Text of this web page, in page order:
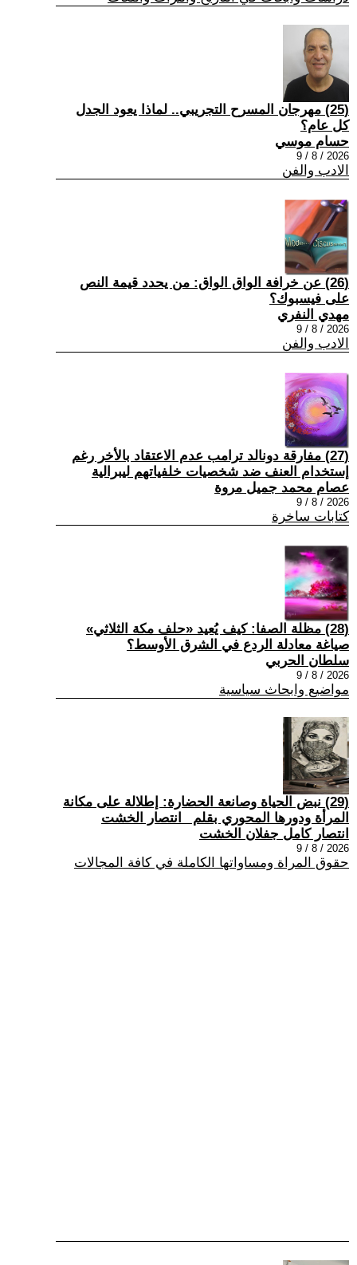
(25) مهرجان المسرح التجريبي.. لماذا يعود الجدل
كل عام؟
حسام موسي
2026 / 8 / 9
الادب والفن
(26) عن خرافة الواق الواق: من يحدد قيمة النص
على فيسبوك؟
مهدي النفري
2026 / 8 / 9
الادب والفن
(27) مفارقة دونالد ترامب عدم الاعتقاد بالأخر رغم
إستخدام العنف ضد شخصيات خلفياتهم ليبرالية
عصام محمد جميل مروة
2026 / 8 / 9
كتابات ساخرة
(28) مظلة الصفا: كيف يُعيد «حلف مكة الثلاثي»
صياغة معادلة الردع في الشرق الأوسط؟
سلطان الحربي
2026 / 8 / 9
مواضيع وابحاث سياسية
(29) نبض الحياة وصانعة الحضارة: إطلالة على مكانة
المرأة ودورها المحوري بقلم _انتصار الخشت
انتصار كامل جفلان الخشت
2026 / 8 / 9
حقوق المراة ومساواتها الكاملة في كافة المجالات